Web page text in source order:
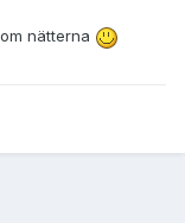
nätterna